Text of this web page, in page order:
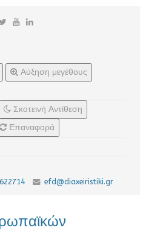
Αύξηση μεγέθους
Σκοτεινή Αντίθεση
Επαναφορά
efd@diaxeiristiki.gr